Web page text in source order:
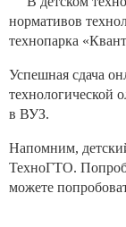
нормативов
технопарка
Успешная сдача
технологической
в ВУЗ.
Напомним,
ТехноГТО.
можете